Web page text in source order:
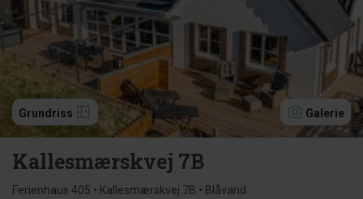
Grundriss Galerie
Kallesmærskvej 7B
Ferienhaus 405 • Kallesmærskvej 7B • Blåvand